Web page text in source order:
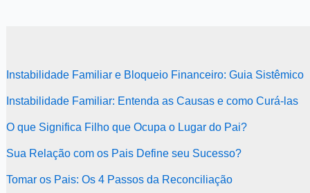
Instabilidade Familiar e Bloqueio Financeiro: Guia Sistêmico
Instabilidade Familiar: Entenda as Causas e como Curá-las
O que Significa Filho que Ocupa o Lugar do Pai?
Sua Relação com os Pais Define seu Sucesso?
Tomar os Pais: Os 4 Passos da Reconciliação